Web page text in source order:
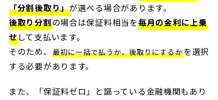
「分割後取り」が選べる場合があります。
後取り分割の場合は保証料相当を毎月の金利に上乗
せして支払います。
そのため、
最初に一括で払うか、後取りにするかを選択
する必要があります。
また、「保証料ゼロ」と謳っている金融機関もあり